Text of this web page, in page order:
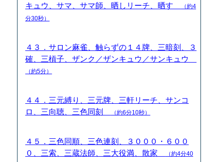
キュウ、サマ、サマ師、晒しリーチ、晒す
（約4
分30秒）
４３．サロン麻雀、触らずの１４牌、三暗刻、３
確、三槓子、ザンク／ザンキュウ／サンキュウ
（約5分）
４４．三元縛り、三元牌、三軒リーチ、サンコ
ロ、三向聴、三色同刻
（約6分10秒）
４５．三色同順、三色連刻、３０００・６００
０、三索、三蔵法師、三大役満、散家
（約4分40